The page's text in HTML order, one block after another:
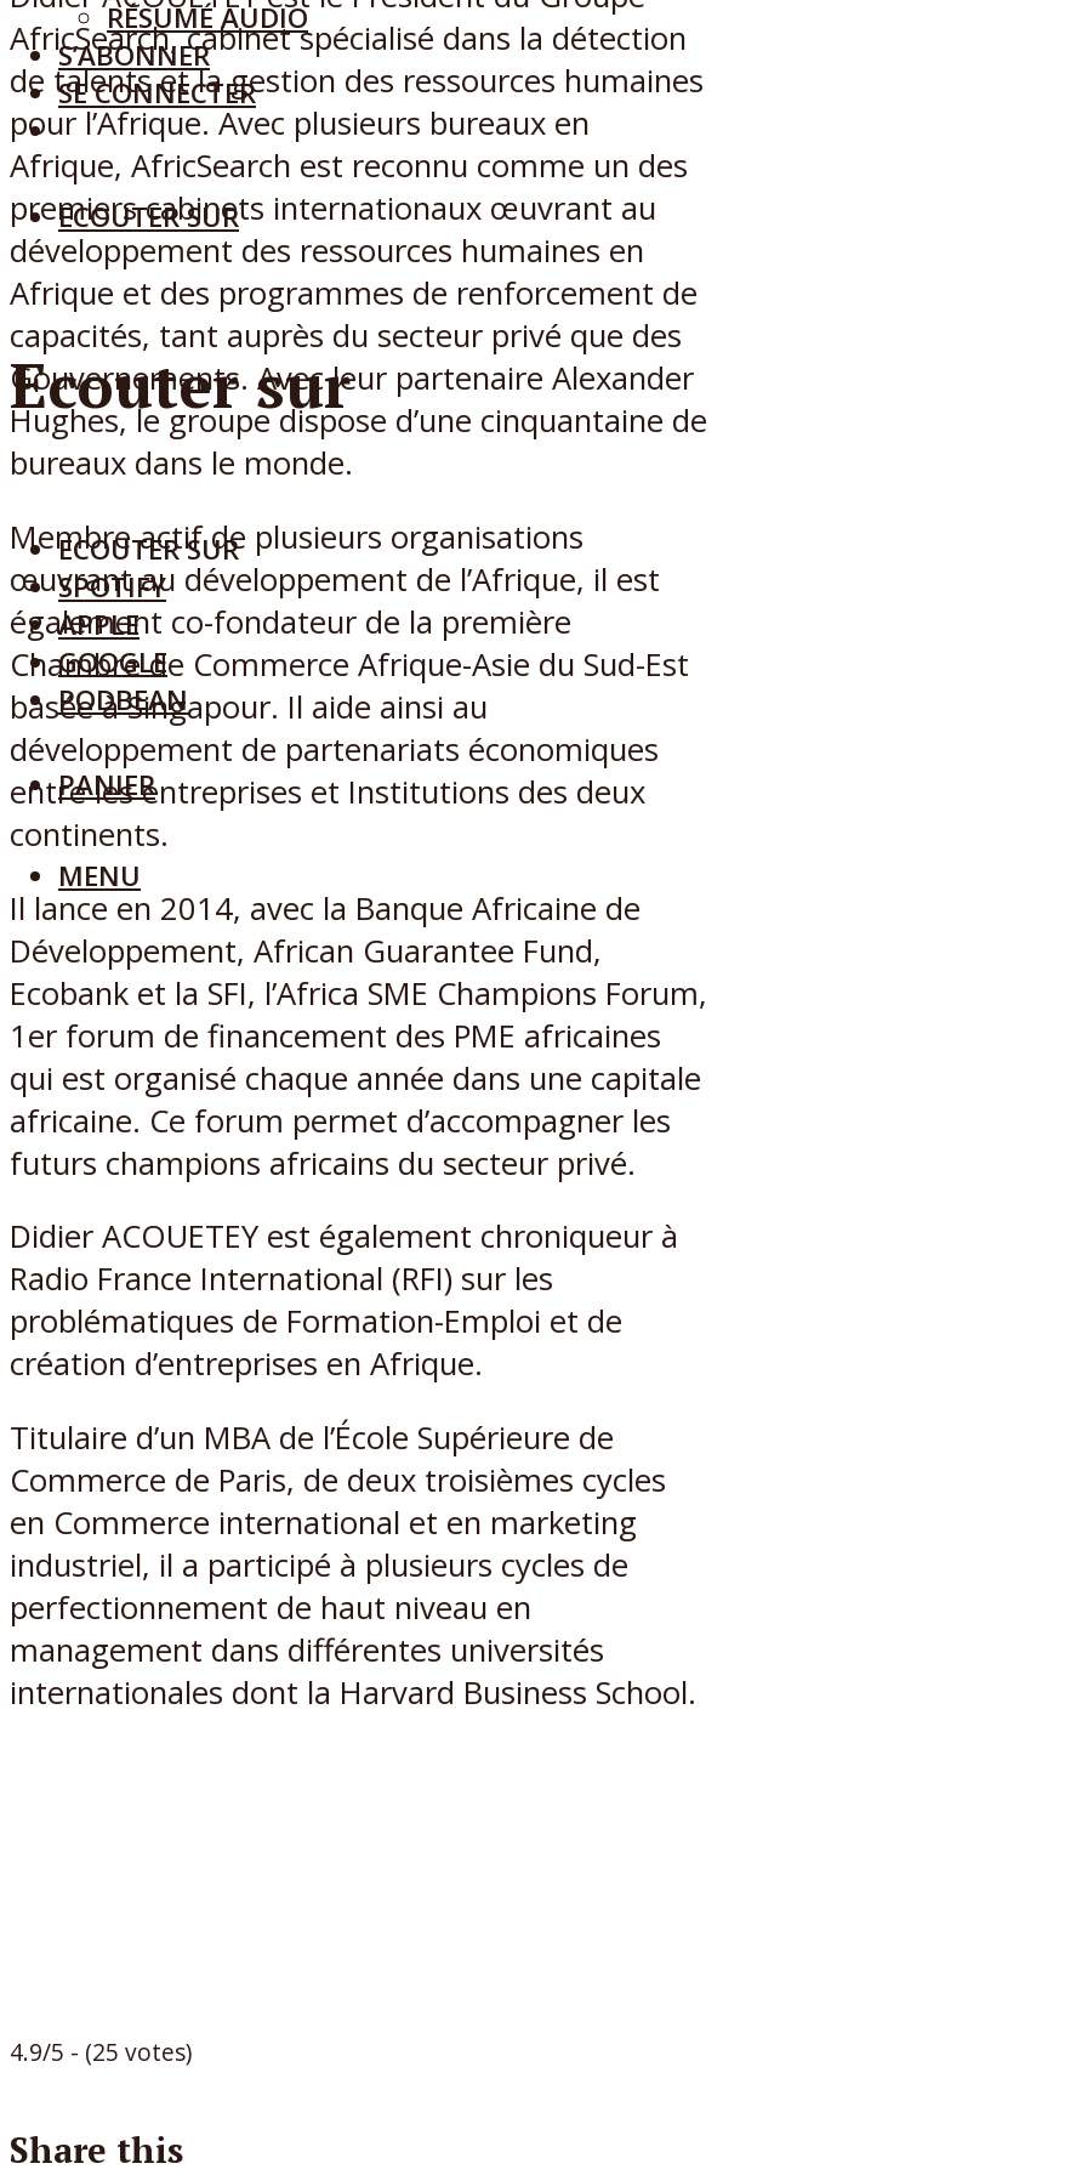
RÉSUMÉ AUDIO
S’ABONNER
SE CONNECTER
ECOUTER SUR
Ecouter sur
ECOUTER SUR
SPOTIFY
APPLE
GOOGLE
PODBEAN
PANIER
MENU
AfricSearch, cabinet spécialisé dans la détection
de talents et la gestion des ressources humaines
pour l’Afrique. Avec plusieurs bureaux en
Afrique, AfricSearch est reconnu comme un des
premiers cabinets internationaux œuvrant au
développement des ressources humaines en
Afrique et des programmes de renforcement de
capacités, tant auprès du secteur privé que des
Gouvernements. Avec leur partenaire Alexander
Hughes, le groupe dispose d’une cinquantaine de
bureaux dans le monde.
Membre actif de plusieurs organisations
œuvrant au développement de l’Afrique, il est
également co-fondateur de la première
Chambre de Commerce Afrique-Asie du Sud-Est
basée à Singapour. Il aide ainsi au
développement de partenariats économiques
entre les entreprises et Institutions des deux
continents.
Il lance en 2014, avec la Banque Africaine de
Développement, African Guarantee Fund,
Ecobank et la SFI, l’Africa SME Champions Forum,
1er forum de financement des PME africaines
qui est organisé chaque année dans une capitale
africaine. Ce forum permet d’accompagner les
futurs champions africains du secteur privé.
Didier ACOUETEY est également chroniqueur à
Radio France International (RFI) sur les
problématiques de Formation-Emploi et de
création d’entreprises en Afrique.
Titulaire d’un MBA de l’École Supérieure de
Commerce de Paris, de deux troisièmes cycles
en Commerce international et en marketing
industriel, il a participé à plusieurs cycles de
perfectionnement de haut niveau en
management dans différentes universités
internationales dont la Harvard Business School.
4.9/5 - (25 votes)
Share this